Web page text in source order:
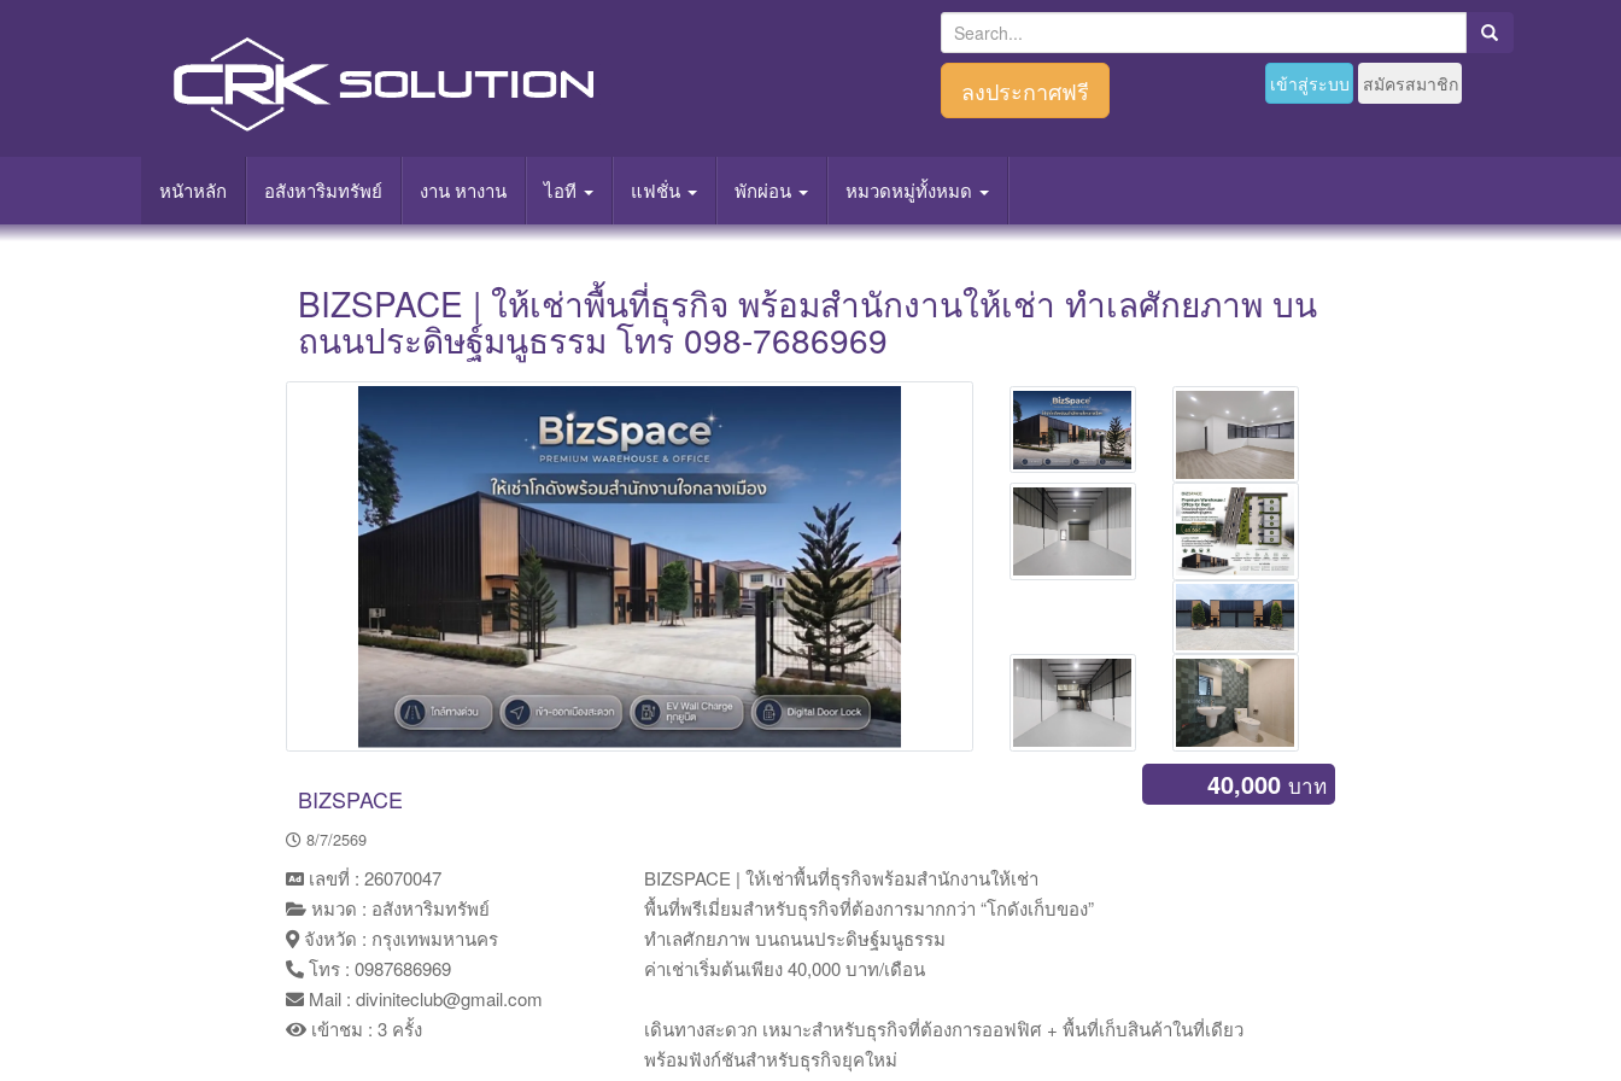
e
r
f
o
:
ลงประกาศฟรี เข้าสู่ระบบ สมัครสมาชิก
หนัาหลัก อสังหาริมทรัพย์ งาน หางาน ไอที แฟชั่น พักผ่อน หมวดหมู่ทั้งหมด
BIZSPACE | ให้เช่าพื้นที่ธุรกิจ พร้อมสำนักงานให้เช่า ทำเลศักยภาพ บน
ถนนประดิษฐ์มนูธรรม โทร 098-7686969
Main Photo
BIZSPACE
8/7/2569
40,000 บาท
BIZSPACE | ให้เช่าพื้นที่ธุรกิจพร้อมสำนักงานให้เช่า
พื้นที่พรีเมี่ยมสำหรับธุรกิจที่ต้องการมากกว่า “โกดังเก็บของ”
ทำเลศักยภาพ บนถนนประดิษฐ์มนูธรรม
ค่าเช่าเริ่มต้นเพียง 40,000 บาท/เดือน
เดินทางสะดวก เหมาะสำหรับธุรกิจที่ต้องการออฟฟิศ + พื้นที่เก็บสินค้าในที่เดียว
พร้อมฟังก์ชันสำหรับธุรกิจยุคใหม่
เลขที่ : 26070047
หมวด : อสังหาริมทรัพย์
จังหวัด : กรุงเทพมหานคร
โทร : 0987686969
Mail : diviniteclub@gmail.com
เข้าชม : 3 ครั้ง